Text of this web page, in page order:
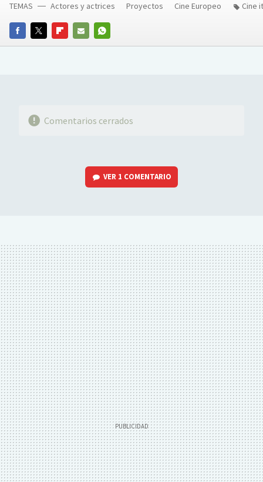
FACEBOOKTWITTERFLIPBOARD
E-
WHATSAPP
TEMAS Actores y actrices Proyectos Cine Europeo Cine
Comentarios cerrados
VER 1 COMENTARIO